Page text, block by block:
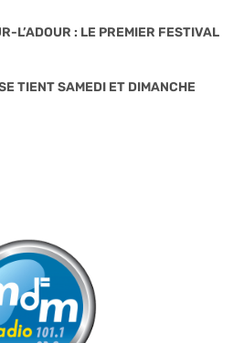
L’ADOUR : LE PREMIER FESTIVAL
TIENT SAMEDI ET DIMANCHE